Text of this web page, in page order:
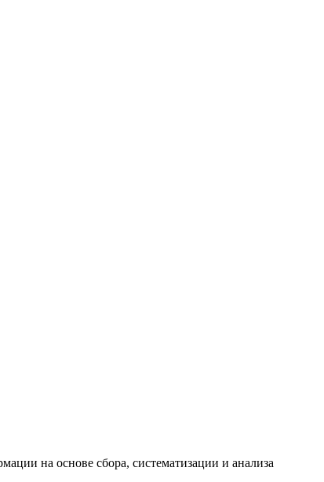
на основе сбора, систематизации и анализа